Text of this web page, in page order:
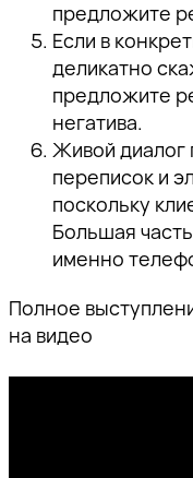
предложите
Если в
деликатно
предложите
негатива.
Живой диалог
переписок и
поскольку
Большая
именно
Полное
на видео